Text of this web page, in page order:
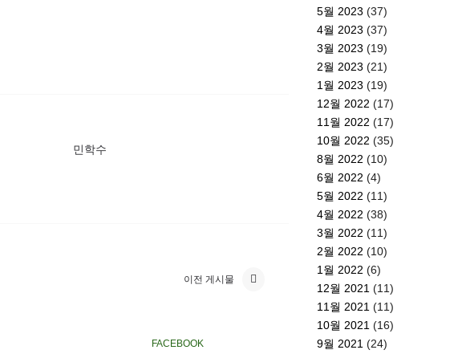
민학수
이전 게시물
FACEBOOK
5월 2023 (37)
4월 2023 (37)
3월 2023 (19)
2월 2023 (21)
1월 2023 (19)
12월 2022 (17)
11월 2022 (17)
10월 2022 (35)
8월 2022 (10)
6월 2022 (4)
5월 2022 (11)
4월 2022 (38)
3월 2022 (11)
2월 2022 (10)
1월 2022 (6)
12월 2021 (11)
11월 2021 (11)
10월 2021 (16)
9월 2021 (24)